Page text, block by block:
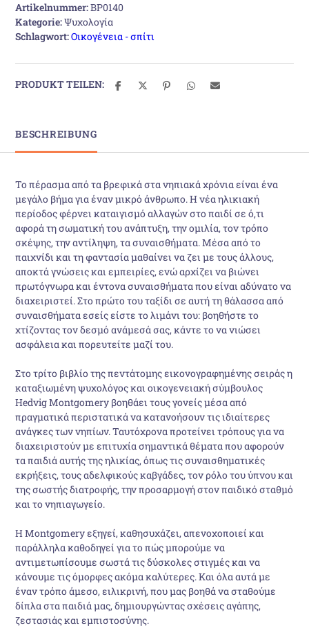
Artikelnummer:BP0140
Kategorie:Ψυχολογία
Schlagwort:Οικογένεια - σπίτι
PRODUKT TEILEN:
BESCHREIBUNG
Το πέρασµα από τα βρεφικά στα νηπιακά χρόνια είναι ένα
µεγάλο βήµα για έναν µικρό άνθρωπο. Η νέα ηλικιακή
περίοδος φέρνει καταιγισµό αλλαγών στο παιδί σε ό,τι
αφορά τη σωµατική του ανάπτυξη, την οµιλία, τον τρόπο
σκέψης, την αντίληψη, τα συναισθήµατα. Μέσα από το
παιχνίδι και τη φαντασία µαθαίνει να ζει µε τους άλλους,
αποκτά γνώσεις και εµπειρίες, ενώ αρχίζει να βιώνει
πρωτόγνωρα και έντονα συναισθήµατα που είναι αδύνατο να
διαχειριστεί. Στο πρώτο του ταξίδι σε αυτή τη θάλασσα από
συναισθήµατα εσείς είστε το λιµάνι του: βοηθήστε το
χτίζοντας τον δεσµό ανάµεσά σας, κάντε το να νιώσει
ασφάλεια και πορευτείτε µαζί του.
Στο τρίτο βιβλίο της πεντάτοµης εικονογραφηµένης σειράς η
καταξιωµένη ψυχολόγος και οικογενειακή σύµβουλος
Hedvig Montgomery βοηθάει τους γονείς µέσα από
πραγµατικά περιστατικά να κατανοήσουν τις ιδιαίτερες
ανάγκες των νηπίων. Ταυτόχρονα προτείνει τρόπους για να
διαχειριστούν µε επιτυχία σηµαντικά θέµατα που αφορούν
τα παιδιά αυτής της ηλικίας, όπως τις συναισθηµατικές
εκρήξεις, τους αδελφικούς καβγάδες, τον ρόλο του ύπνου και
της σωστής διατροφής, την προσαρµογή στον παιδικό σταθµό
και το νηπιαγωγείο.
Η Μοntgomery εξηγεί, καθησυχάζει, απενοχοποιεί και
παράλληλα καθοδηγεί για το πώς µπορούµε να
αντιµετωπίσουµε σωστά τις δύσκολες στιγµές και να
κάνουµε τις όµορφες ακόµα καλύτερες. Και όλα αυτά µε
έναν τρόπο άµεσο, ειλικρινή, που µας βοηθά να σταθούµε
δίπλα στα παιδιά µας, δηµιουργώντας σχέσεις αγάπης,
ζεστασιάς και εµπιστοσύνης.